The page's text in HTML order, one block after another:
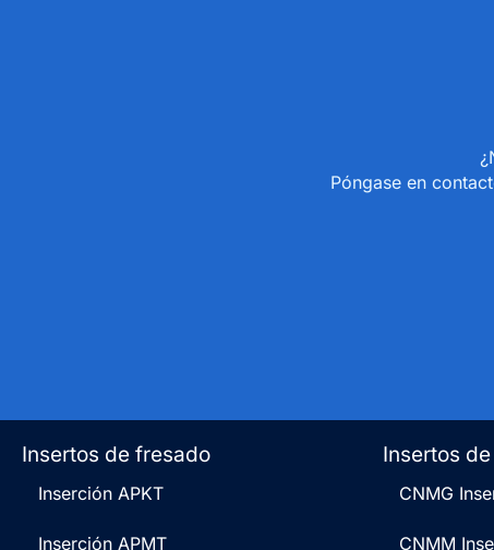
Póngase en
Insertos
CNMG
CNMM
Insertos de fresado
Inserción APKT
Inserción APMT